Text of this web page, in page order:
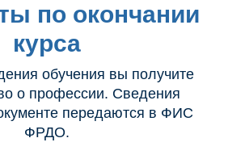
по окончании
курса
обучения вы получите
о профессии. Сведения
передаются в ФИС
ФРДО.